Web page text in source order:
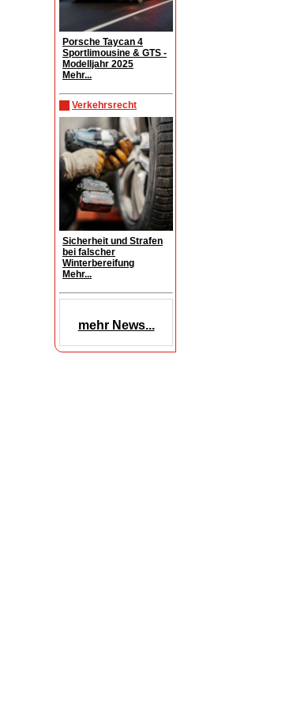
Porsche Taycan 4
Sportlimousine & GTS -
Modelljahr 2025
Mehr...
Verkehrsrecht
Sicherheit und Strafen
bei falscher
Winterbereifung
Mehr...
mehr News...